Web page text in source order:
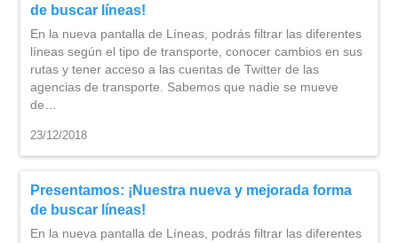
de buscar líneas!
En la nueva pantalla de Líneas, podrás filtrar las diferentes
líneas según el tipo de transporte, conocer cambios en sus
rutas y tener acceso a las cuentas de Twitter de las
agencias de transporte. Sabemos que nadie se mueve
de…
23/12/2018
Presentamos: ¡Nuestra nueva y mejorada forma
de buscar líneas!
En la nueva pantalla de Líneas, podrás filtrar las diferentes